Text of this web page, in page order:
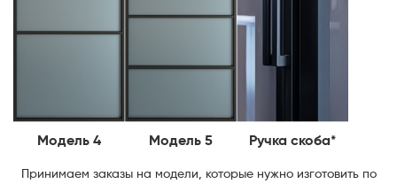
Модель 4 Модель 5 Ручка скоба*
Принимаем заказы на модели, которые нужно изготовить по